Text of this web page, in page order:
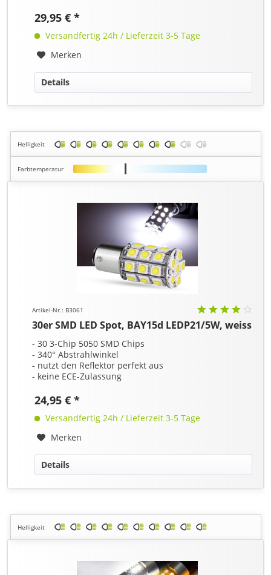
29,95 € *
Versandfertig 24h / Lieferzeit 3-5 Tage
Merken
Details
Helligkeit
Farbtemperatur
Artikel-Nr.: B3061
30er SMD LED Spot, BAY15d LEDP21/5W, weiss
- 30 3-Chip 5050 SMD Chips
- 340° Abstrahlwinkel
- nutzt den Reflektor perfekt aus
- keine ECE-Zulassung
24,95 € *
Versandfertig 24h / Lieferzeit 3-5 Tage
Merken
Details
Helligkeit